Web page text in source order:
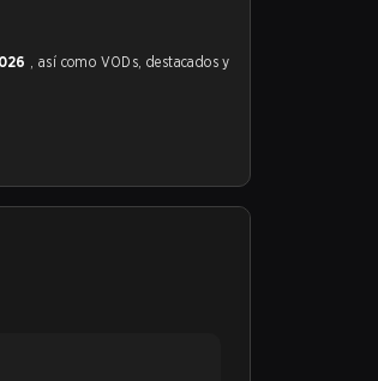
, así como VODs, destacados y